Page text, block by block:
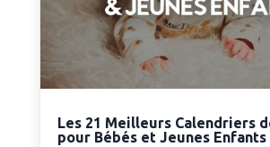
Les 21 Meilleurs Calendriers
pour Bébés et Jeunes Enfants